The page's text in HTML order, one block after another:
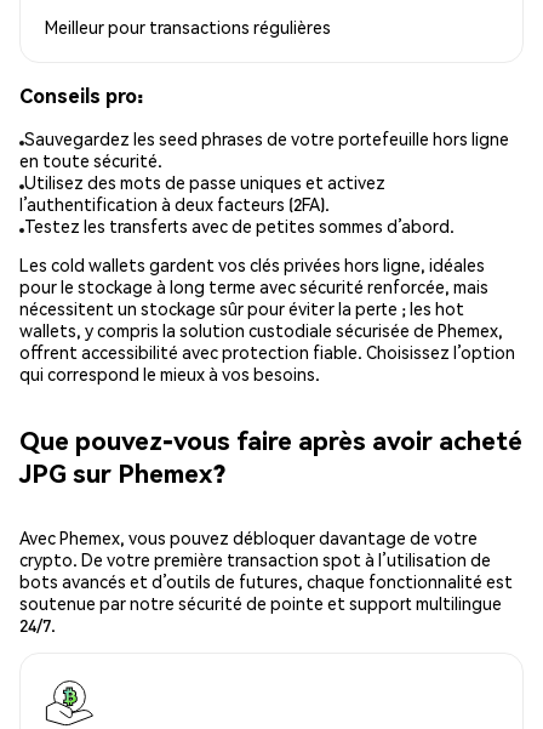
Meilleur pour transactions régulières
Conseils pro:
Sauvegardez les seed phrases de votre portefeuille hors ligne
en toute sécurité.
Utilisez des mots de passe uniques et activez
l’authentification à deux facteurs (2FA).
Testez les transferts avec de petites sommes d’abord.
Les cold wallets gardent vos clés privées hors ligne, idéales
pour le stockage à long terme avec sécurité renforcée, mais
nécessitent un stockage sûr pour éviter la perte ; les hot
wallets, y compris la solution custodiale sécurisée de Phemex,
offrent accessibilité avec protection fiable. Choisissez l’option
qui correspond le mieux à vos besoins.
Que pouvez-vous faire après avoir acheté
JPG sur Phemex?
Avec Phemex, vous pouvez débloquer davantage de votre
crypto. De votre première transaction spot à l’utilisation de
bots avancés et d’outils de futures, chaque fonctionnalité est
soutenue par notre sécurité de pointe et support multilingue
24/7.